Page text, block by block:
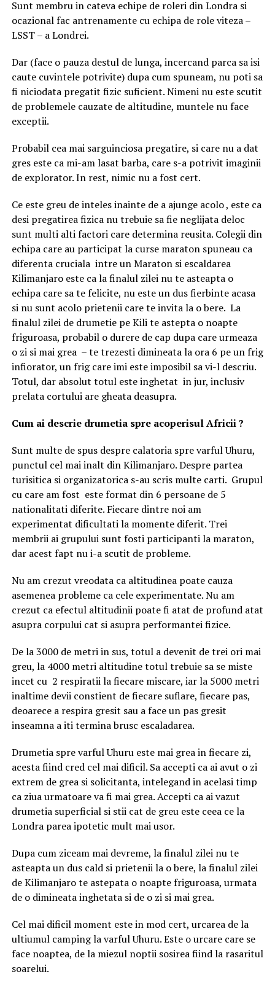
Sunt membru in cateva echipe de roleri din Londra si
ocazional fac antrenamente cu echipa de role viteza –
LSST – a Londrei.
Dar (face o pauza destul de lunga, incercand parca sa isi
caute cuvintele potrivite) dupa cum spuneam, nu poti sa
fi niciodata pregatit fizic suficient. Nimeni nu este scutit
de problemele cauzate de altitudine, muntele nu face
exceptii.
Probabil cea mai sarguinciosa pregatire, si care nu a dat
gres este ca mi-am lasat barba, care s-a potrivit imaginii
de explorator. In rest, nimic nu a fost cert.
Ce este greu de inteles inainte de a ajunge acolo , este ca
desi pregatirea fizica nu trebuie sa fie neglijata deloc
sunt multi alti factori care determina reusita. Colegii din
echipa care au participat la curse maraton spuneau ca
diferenta cruciala intre un Maraton si escaldarea
Kilimanjaro este ca la finalul zilei nu te asteapta o
echipa care sa te felicite, nu este un dus fierbinte acasa
si nu sunt acolo prietenii care te invita la o bere. La
finalul zilei de drumetie pe Kili te astepta o noapte
friguroasa, probabil o durere de cap dupa care urmeaza
o zi si mai grea – te trezesti dimineata la ora 6 pe un frig
infiorator, un frig care imi este imposibil sa vi-l descriu.
Totul, dar absolut totul este inghetat in jur, inclusiv
prelata cortului are gheata deasupra.
Cum ai descrie drumetia spre acoperisul Africii ?
Sunt multe de spus despre calatoria spre varful Uhuru,
punctul cel mai inalt din Kilimanjaro. Despre partea
turisitica si organizatorica s-au scris multe carti. Grupul
cu care am fost este format din 6 persoane de 5
nationalitati diferite. Fiecare dintre noi am
experimentat dificultati la momente diferit. Trei
membrii ai grupului sunt fosti participanti la maraton,
dar acest fapt nu i-a scutit de probleme.
Nu am crezut vreodata ca altitudinea poate cauza
asemenea probleme ca cele experimentate. Nu am
crezut ca efectul altitudinii poate fi atat de profund atat
asupra corpului cat si asupra performantei fizice.
De la 3000 de metri in sus, totul a devenit de trei ori mai
greu, la 4000 metri altitudine totul trebuie sa se miste
incet cu 2 respiratii la fiecare miscare, iar la 5000 metri
inaltime devii constient de fiecare suflare, fiecare pas,
deoarece a respira gresit sau a face un pas gresit
inseamna a iti termina brusc escaladarea.
Drumetia spre varful Uhuru este mai grea in fiecare zi,
acesta fiind cred cel mai dificil. Sa accepti ca ai avut o zi
extrem de grea si solicitanta, intelegand in acelasi timp
ca ziua urmatoare va fi mai grea. Accepti ca ai vazut
drumetia superficial si stii cat de greu este ceea ce la
Londra parea ipotetic mult mai usor.
Dupa cum ziceam mai devreme, la finalul zilei nu te
asteapta un dus cald si prietenii la o bere, la finalul zilei
de Kilimanjaro te astepata o noapte friguroasa, urmata
de o dimineata inghetata si de o zi si mai grea.
Cel mai dificil moment este in mod cert, urcarea de la
ultiumul camping la varful Uhuru. Este o urcare care se
face noaptea, de la miezul noptii sosirea fiind la rasaritul
soarelui.